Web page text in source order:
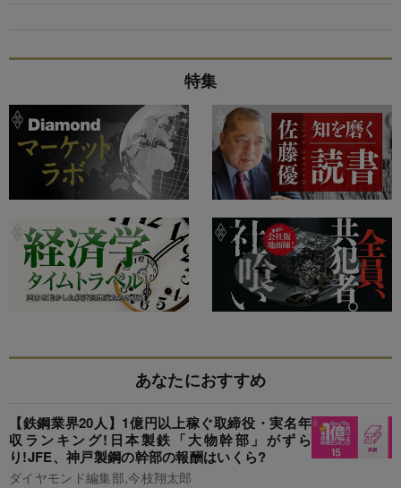
特集
あなたにおすすめ
【鉄鋼業界20人】1億円以上稼ぐ取締役・実名年
収ランキング!日本製鉄「大物幹部」がずら
り!JFE、神戸製鋼の幹部の報酬はいくら?
ダイヤモンド編集部,今枝翔太郎